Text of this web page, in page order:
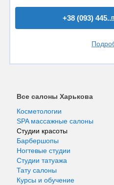
+38 (093) 445..
Все салоны Харькова
Косметологии
SPA массажные салоны
Студии красоты
Барбершопы
Ногтевые студии
Студии татуажа
Тату салоны
Курсы и обучение